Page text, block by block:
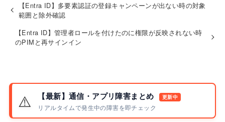
【Entra ID】多要素認証の登録キャンペーンが出ない時の対象
範囲と除外確認
【Entra ID】管理者ロールを付けたのに権限が反映されない時
のPIMと再サインイン
⚠️ 【最新】通信・アプリ障害まとめ 更新中
リアルタイムで発生中の障害を即チェック